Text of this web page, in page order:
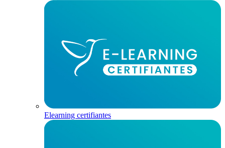
Elearning certifiantes